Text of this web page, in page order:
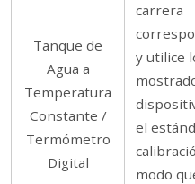
Tanque de
Agua a
Temperatura
Constante /
Termómetro
Digital
carrera
y utilice
el
modo